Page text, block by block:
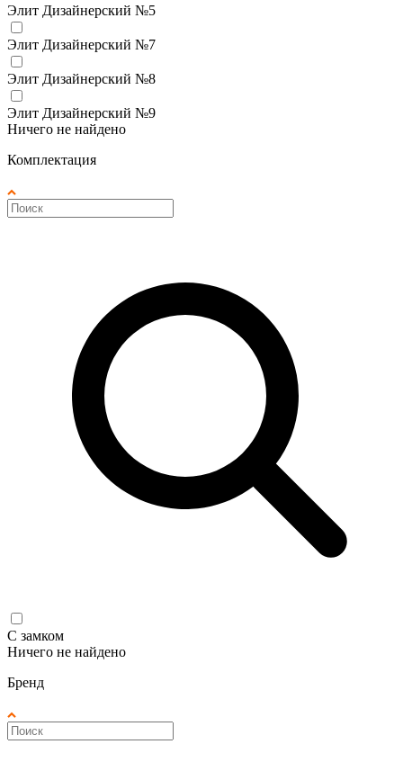
Элит Дизайнерский №5
Элит Дизайнерский №7
Элит Дизайнерский №8
Элит Дизайнерский №9
Ничего не найдено
Комплектация
С замком
Ничего не найдено
Бренд